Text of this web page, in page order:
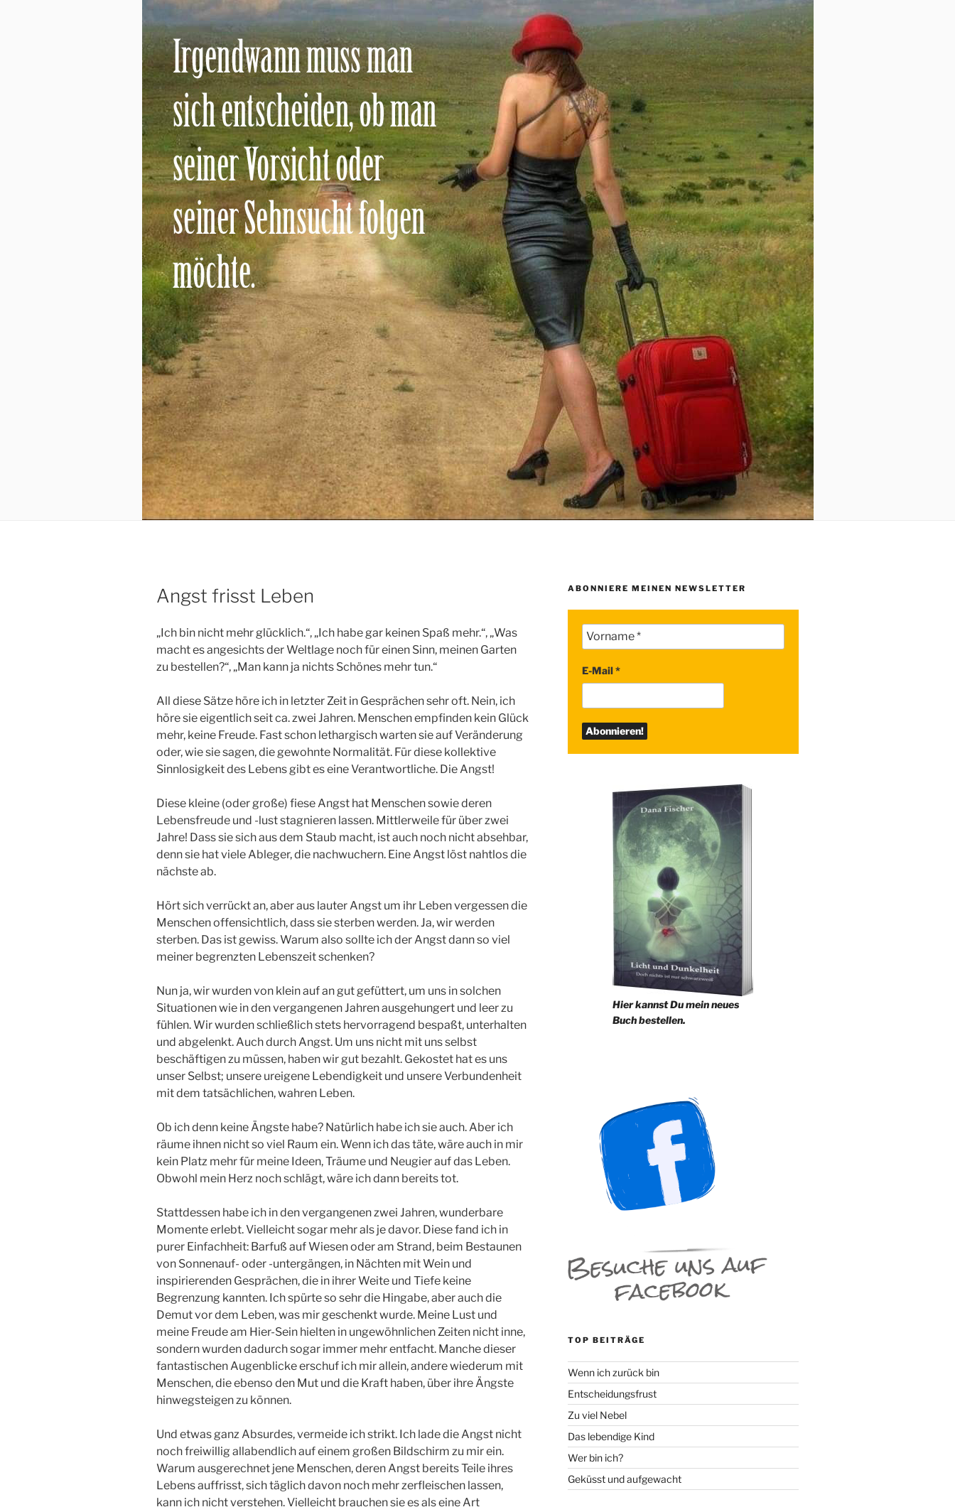
Angst frisst Leben
„Ich bin nicht mehr glücklich.“, „Ich habe gar keinen Spaß mehr.“, „Was
macht es angesichts der Weltlage noch für einen Sinn, meinen Garten
zu bestellen?“, „Man kann ja nichts Schönes mehr tun.“
All diese Sätze höre ich in letzter Zeit in Gesprächen sehr oft. Nein, ich
höre sie eigentlich seit ca. zwei Jahren. Menschen empfinden kein Glück
mehr, keine Freude. Fast schon lethargisch warten sie auf Veränderung
oder, wie sie sagen, die gewohnte Normalität. Für diese kollektive
Sinnlosigkeit des Lebens gibt es eine Verantwortliche. Die Angst!
Diese kleine (oder große) fiese Angst hat Menschen sowie deren
Lebensfreude und -lust stagnieren lassen. Mittlerweile für über zwei
Jahre! Dass sie sich aus dem Staub macht, ist auch noch nicht absehbar,
denn sie hat viele Ableger, die nachwuchern. Eine Angst löst nahtlos die
nächste ab.
Hört sich verrückt an, aber aus lauter Angst um ihr Leben vergessen die
Menschen offensichtlich, dass sie sterben werden. Ja, wir werden
sterben. Das ist gewiss. Warum also sollte ich der Angst dann so viel
meiner begrenzten Lebenszeit schenken?
Nun ja, wir wurden von klein auf an gut gefüttert, um uns in solchen
Situationen wie in den vergangenen Jahren ausgehungert und leer zu
fühlen. Wir wurden schließlich stets hervorragend bespaßt, unterhalten
und abgelenkt. Auch durch Angst. Um uns nicht mit uns selbst
beschäftigen zu müssen, haben wir gut bezahlt. Gekostet hat es uns
unser Selbst; unsere ureigene Lebendigkeit und unsere Verbundenheit
mit dem tatsächlichen, wahren Leben.
Ob ich denn keine Ängste habe? Natürlich habe ich sie auch. Aber ich
räume ihnen nicht so viel Raum ein. Wenn ich das täte, wäre auch in mir
kein Platz mehr für meine Ideen, Träume und Neugier auf das Leben.
Obwohl mein Herz noch schlägt, wäre ich dann bereits tot.
Stattdessen habe ich in den vergangenen zwei Jahren, wunderbare
Momente erlebt. Vielleicht sogar mehr als je davor. Diese fand ich in
purer Einfachheit: Barfuß auf Wiesen oder am Strand, beim Bestaunen
von Sonnenauf- oder -untergängen, in Nächten mit Wein und
inspirierenden Gesprächen, die in ihrer Weite und Tiefe keine
Begrenzung kannten. Ich spürte so sehr die Hingabe, aber auch die
Demut vor dem Leben, was mir geschenkt wurde. Meine Lust und
meine Freude am Hier-Sein hielten in ungewöhnlichen Zeiten nicht inne,
sondern wurden dadurch sogar immer mehr entfacht. Manche dieser
fantastischen Augenblicke erschuf ich mir allein, andere wiederum mit
Menschen, die ebenso den Mut und die Kraft haben, über ihre Ängste
hinwegsteigen zu können.
Und etwas ganz Absurdes, vermeide ich strikt. Ich lade die Angst nicht
noch freiwillig allabendlich auf einem großen Bildschirm zu mir ein.
Warum ausgerechnet jene Menschen, deren Angst bereits Teile ihres
Lebens auffrisst, sich täglich davon noch mehr zerfleischen lassen,
kann ich nicht verstehen. Vielleicht brauchen sie es als eine Art
ABONNIERE MEINEN NEWSLETTER
E-Mail*
Hier kannst Du mein neues
Buch bestellen.
TOP BEITRÄGE
Wenn ich zurück bin
Entscheidungsfrust
Zu viel Nebel
Das lebendige Kind
Wer bin ich?
Geküsst und aufgewacht